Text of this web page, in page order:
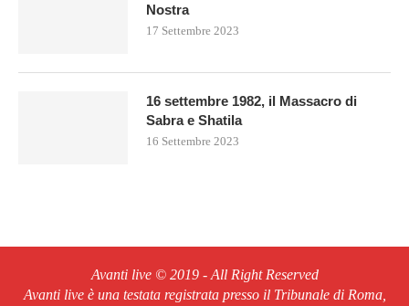
Nostra
17 Settembre 2023
16 settembre 1982, il Massacro di
Sabra e Shatila
16 Settembre 2023
Avanti live © 2019 - All Right Reserved
Avanti live è una testata registrata presso il Tribunale di Roma,